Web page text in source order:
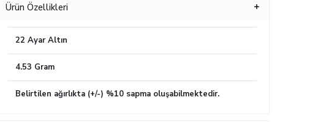
Ürün Özellikleri
22 Ayar Altın
4.53 Gram
Belirtilen ağırlıkta (+/-) %10 sapma oluşabilmektedir.